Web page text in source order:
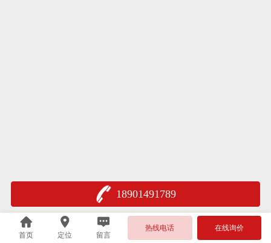
18901491789
首页 定位 留言
热线电话 在线询价